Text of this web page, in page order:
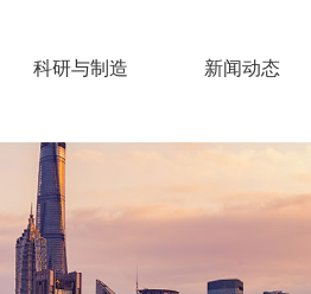
科研与制造 新闻动态